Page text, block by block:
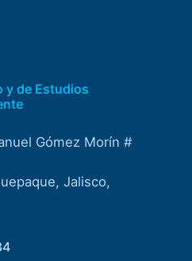
y de Estudios
Gómez Morín #
Jalisco,